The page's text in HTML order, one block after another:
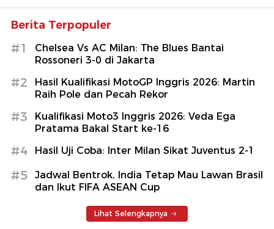
Berita Terpopuler
#1
Chelsea Vs AC Milan: The Blues Bantai
Rossoneri 3-0 di Jakarta
#2
Hasil Kualifikasi MotoGP Inggris 2026: Martin
Raih Pole dan Pecah Rekor
#3
Kualifikasi Moto3 Inggris 2026: Veda Ega
Pratama Bakal Start ke-16
#4 Hasil Uji Coba: Inter Milan Sikat Juventus 2-1
#5
Jadwal Bentrok, India Tetap Mau Lawan Brasil
dan Ikut FIFA ASEAN Cup
Lihat Selengkapnya